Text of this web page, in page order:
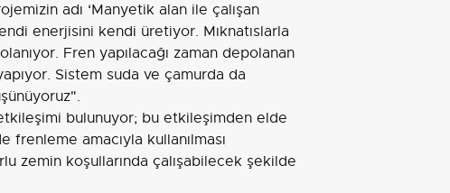
adı ‘Manyetik alan ile çalışan
enerjisini kendi üretiyor. Mıknatıslarla
Fren yapılacağı zaman depolanan
Sistem suda ve çamurda da
bulunuyor; bu etkileşimden elde
amacıyla kullanılması
zemin koşullarında çalışabilecek şekilde